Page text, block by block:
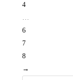
4
6
7
8
→